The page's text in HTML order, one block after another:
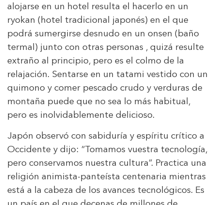
alojarse en un hotel resulta el hacerlo en un
ryokan (hotel tradicional japonés) en el que
podrá sumergirse desnudo en un onsen (baño
termal) junto con otras personas , quizá resulte
extraño al principio, pero es el colmo de la
relajación. Sentarse en un tatami vestido con un
quimono y comer pescado crudo y verduras de
montaña puede que no sea lo más habitual,
pero es inolvidablemente delicioso.
Japón observó con sabiduría y espíritu crítico a
Occidente y dijo: “Tomamos vuestra tecnología,
pero conservamos nuestra cultura”. Practica una
religión animista-panteísta centenaria mientras
está a la cabeza de los avances tecnológicos. Es